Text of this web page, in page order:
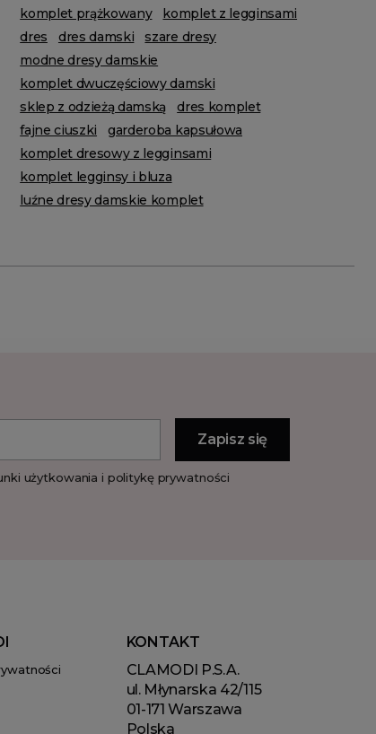
komplet prążkowany
komplet z legginsami
dres
dres damski
szare dresy
modne dresy damskie
komplet dwuczęściowy damski
sklep z odzieżą damską
dres komplet
fajne ciuszki
garderoba kapsułowa
komplet dresowy z legginsami
komplet legginsy i bluza
luźne dresy damskie komplet
użytkowania i politykę prywatności
KONTAKT
CLAMODI P.S.A.
ul. Młynarska 42/115
01-171 Warszawa
Polska